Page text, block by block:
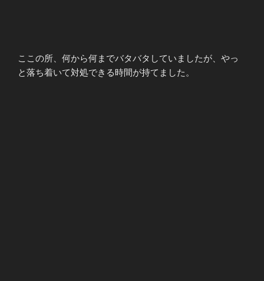
ここの所、何から何までバタバタしていましたが、やっ
と落ち着いて対処できる時間が持てました。